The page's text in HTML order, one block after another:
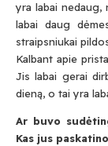
yra labai nedaug,
labai daug
straipsniukai
Kalbant apie
Jis labai gerai
dieną, o tai yra
Ar buvo
Kas jus